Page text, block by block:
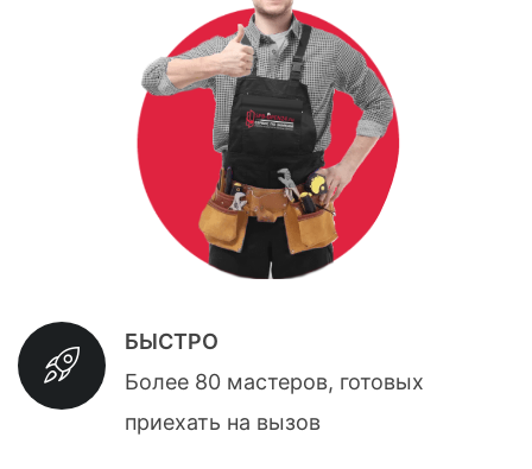
БЫСТРО
Более 80 мастеров, готовых
приехать на вызов